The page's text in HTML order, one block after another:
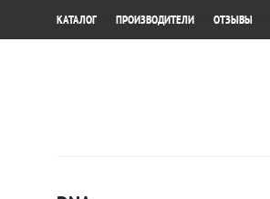
КАТАЛОГ ПРОИЗВОДИТЕЛИ ОТЗЫВЫ